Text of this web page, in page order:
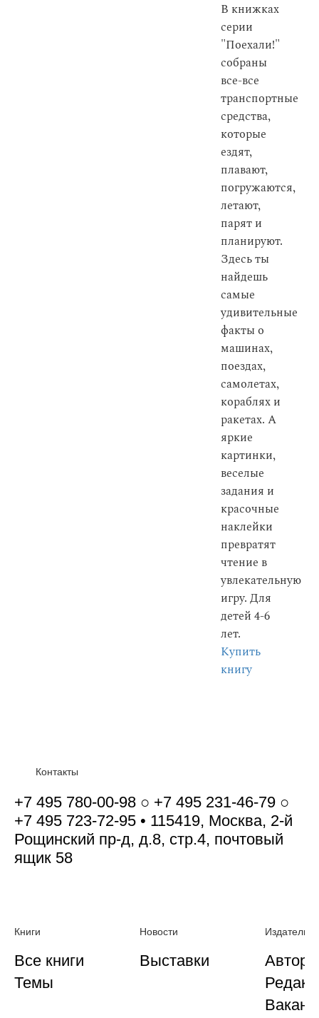
В книжках
серии
"Поехали!"
собраны
все-все
транспортные
средства,
которые
ездят,
плавают,
погружаются,
летают,
парят и
планируют.
Здесь ты
найдешь
самые
удивительные
факты о
машинах,
поездах,
самолетах,
кораблях и
ракетах. А
яркие
картинки,
веселые
задания и
красочные
наклейки
превратят
чтение в
увлекательную
игру. Для
детей 4-6
лет.
Купить
книгу
Контакты
+7 495 780-00-98 ○ +7 495 231-46-79 ○
+7 495 723-72-95 • 115419, Москва, 2-й
Рощинский пр-д, д.8, стр.4, почтовый
ящик 58
Книги
Все книги
Темы
Новости
Выставки